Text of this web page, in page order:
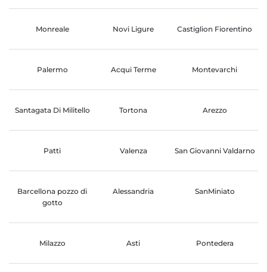
Monreale Novi Ligure Castiglion Fiorentino
Palermo Acqui Terme Montevarchi
Santagata Di Militello Tortona Arezzo
Patti Valenza San Giovanni Valdarno
Barcellona pozzo di
gotto
Alessandria SanMiniato
Milazzo Asti Pontedera